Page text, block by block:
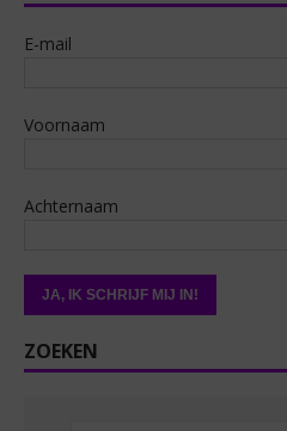
E-mail
Voornaam
Achternaam
ZOEKEN